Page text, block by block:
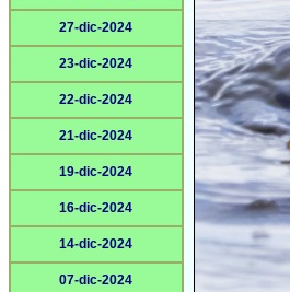
27-dic-2024
23-dic-2024
22-dic-2024
21-dic-2024
19-dic-2024
16-dic-2024
14-dic-2024
07-dic-2024